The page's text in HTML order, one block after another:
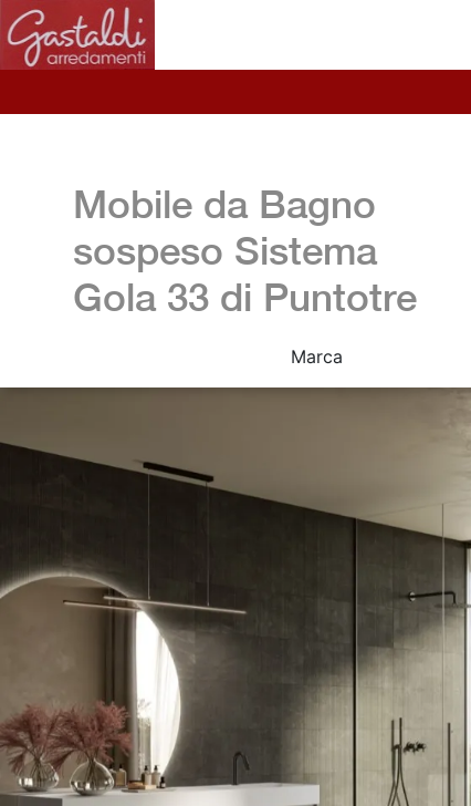
Mobile da Bagno
sospeso Sistema
Gola 33 di Puntotre
Marca